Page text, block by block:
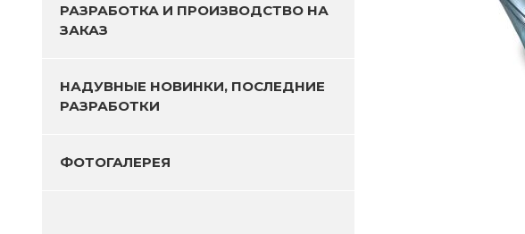
РАЗРАБОТКА И ПРОИЗВОДСТВО НА
ЗАКАЗ
НАДУВНЫЕ НОВИНКИ, ПОСЛЕДНИЕ
РАЗРАБОТКИ
ФОТОГАЛЕРЕЯ